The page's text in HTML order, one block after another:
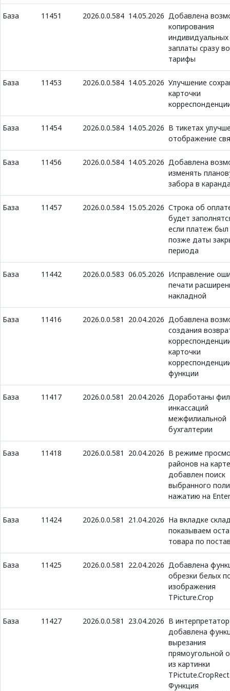
База 11451 2026.0.0.584 14.05.2026 Добавлена
копирования
заплаты сразу
тарифы
База 11453 2026.0.0.584 14.05.2026 Улучшение
карточки
База 11454 2026.0.0.584 14.05.2026 В тикетах
отображение
База 11456 2026.0.0.584 14.05.2026 Добавлена
изменять
забора в
База 11457 2026.0.0.584 15.05.2026 Строка об
будет
если платеж был
позже даты
периода
База 11442 2026.0.0.583 06.05.2026 Исправление
печати
накладной
База 11416 2026.0.0.581 20.04.2026 Добавлена
создания
карточки
функции
База 11417 2026.0.0.581 20.04.2026 Доработаны
инкассаций
межфилиальной
бухгалтерии
База 11418 2026.0.0.581 20.04.2026 В режиме
районов на
добавлен поиск
выбранного
нажатию на Enter
База 11424 2026.0.0.581 21.04.2026 На вкладке
показываем
товара по
База 11425 2026.0.0.581 22.04.2026 Добавлена
обрезки белых
изображения
TPicture.Crop
База 11427 2026.0.0.581 23.04.2026 В интерпретатор
добавлена
вырезания
прямоугольной
из картинки
Функция